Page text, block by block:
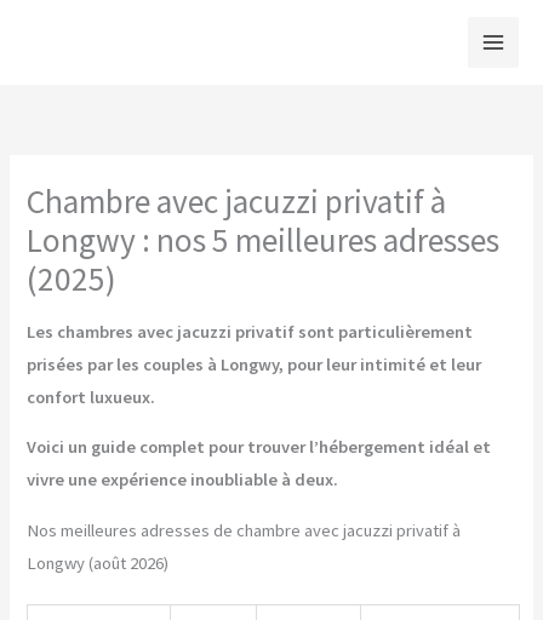
Chambre avec jacuzzi privatif à
Longwy : nos 5 meilleures adresses
(2025)
Les chambres avec jacuzzi privatif sont particulièrement
prisées par les couples à Longwy, pour leur intimité et leur
confort luxueux.
Voici un guide complet pour trouver l’hébergement idéal et
vivre une expérience inoubliable à deux.
Nos meilleures adresses de chambre avec jacuzzi privatif à
Longwy (août 2026)